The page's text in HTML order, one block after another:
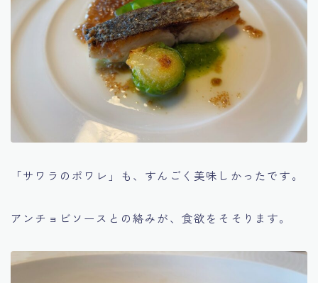
「サワラのポワレ」も、すんごく美味しかったです。
アンチョビソースとの絡みが、食欲をそそります。